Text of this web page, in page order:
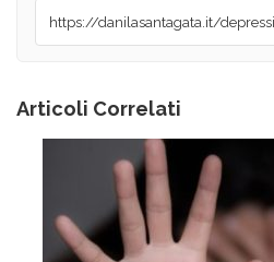
Articoli Correlati